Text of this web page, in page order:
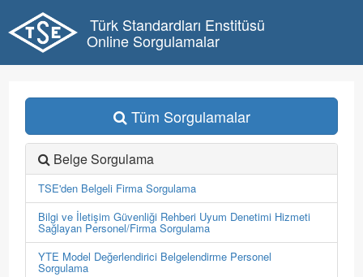
Türk Standardları Enstitüsü
Online Sorgulamalar
Tüm Sorgulamalar
Belge Sorgulama
TSE'den Belgeli Firma Sorgulama
Bilgi ve İletişim Güvenliği Rehberi Uyum Denetimi Hizmeti
Sağlayan Personel/Firma Sorgulama
YTE Model Değerlendirici Belgelendirme Personel
Sorgulama